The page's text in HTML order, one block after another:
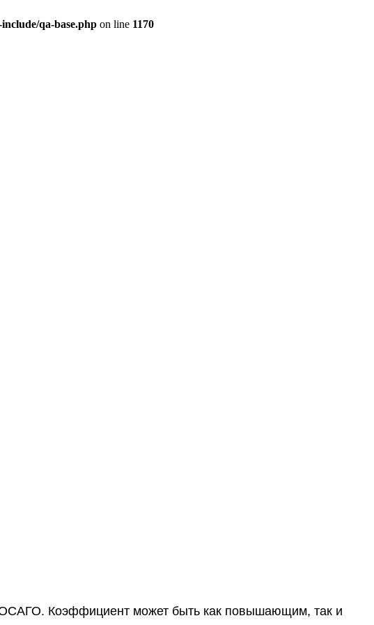
qa-base.php on line 1170
ОСАГО. Коэффициент может быть как повышающим, так и